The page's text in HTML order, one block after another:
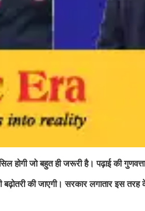
होगी जो बहुत ही जरूरी है। पढ़ाई की
की जाएगी। सरकार लगातार इस